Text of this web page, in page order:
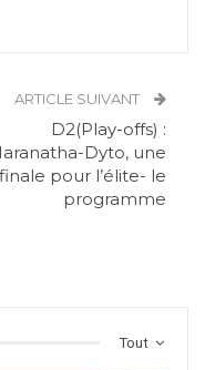
ARTICLE SUIVANT
D2(Play-offs) :
Dyto, une
finale pour l’élite- le
programme
Tout